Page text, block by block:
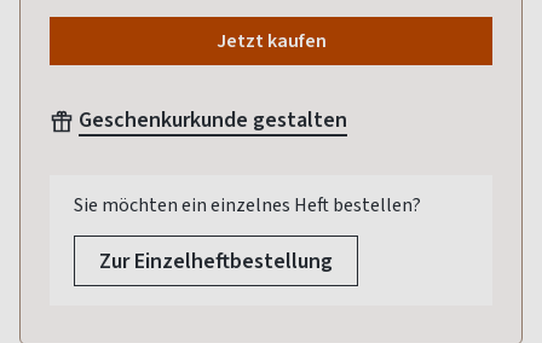
Jetzt kaufen
Geschenkurkunde gestalten
Sie möchten ein einzelnes Heft bestellen?
Zur Einzelheftbestellung